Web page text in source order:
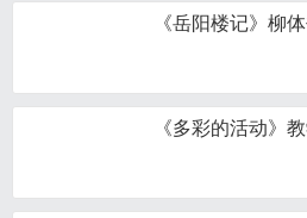
《岳阳楼记》柳
《多彩的活动》